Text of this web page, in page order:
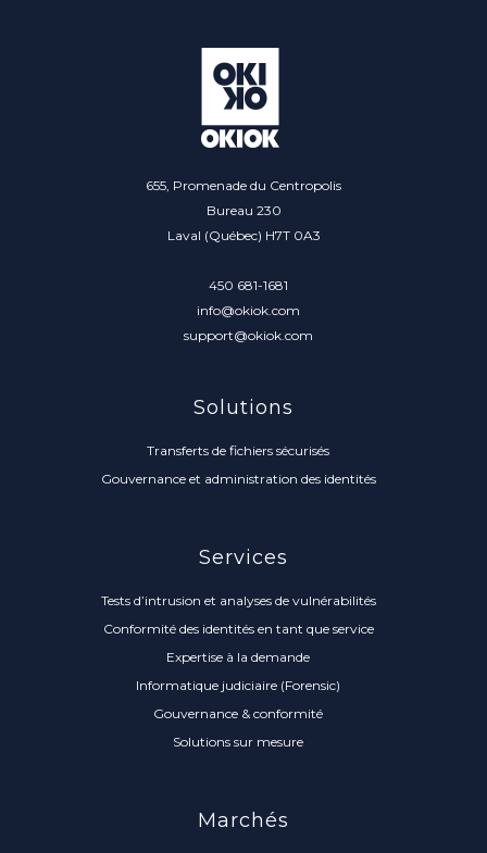
655, Promenade du Centropolis
Bureau 230
Laval (Québec) H7T 0A3
450 681-1681
info@okiok.com
support@okiok.com
Solutions
Transferts de fichiers sécurisés
Gouvernance et administration des identités
Services
Tests d’intrusion et analyses de vulnérabilités
Conformité des identités en tant que service
Expertise à la demande
Informatique judiciaire (Forensic)
Gouvernance & conformité
Solutions sur mesure
Marchés